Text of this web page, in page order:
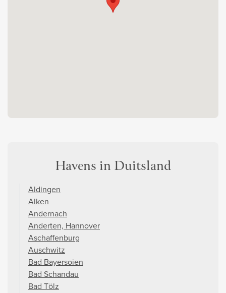
Havens in Duitsland
Aldingen
Alken
Andernach
Anderten, Hannover
Aschaffenburg
Auschwitz
Bad Bayersoien
Bad Schandau
Bad Tölz